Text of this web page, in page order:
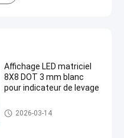
Affichage LED matriciel
8X8 DOT 3 mm blanc
pour indicateur de levage
Affichage LED à matrice de poi
nts 8x8
2026-03-14